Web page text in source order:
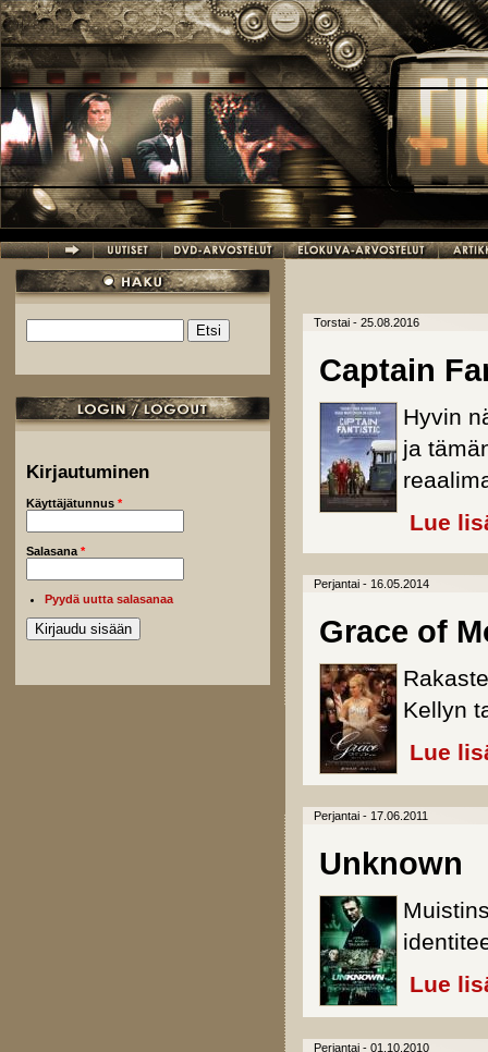
Hyppää pääsisältöön
Hakulomake
Kirjautuminen
Käyttäjätunnus *
Salasana *
Pyydä uutta salasanaa
Torstai - 25.08.2016
Captain
Hyvin
ja
Lue
Perjantai - 16.05.2014
Grace of
Kellyn
Lue
Perjantai - 17.06.2011
Unknown
Lue
Perjantai - 01.10.2010